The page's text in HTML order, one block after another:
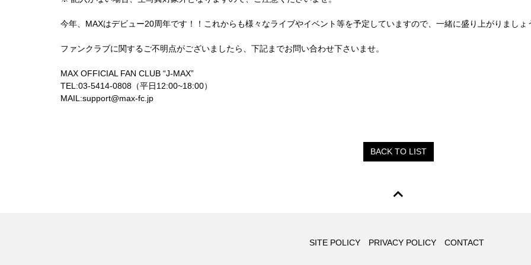
今年、MAXはデビュー20周年です！！これからも様々なライブやイベント等を予定していますので、一緒に盛り上がりましょ
ファンクラブに関するご不明点がございましたら、下記までお問い合わせ下さいませ。
MAX OFFICIAL FAN CLUB “J-MAX”
TEL:03-5414-0808（平日12:00~18:00）
MAIL:support@max-fc.jp
BACK TO LIST
SITE POLICY PRIVACY POLICY CONTACT